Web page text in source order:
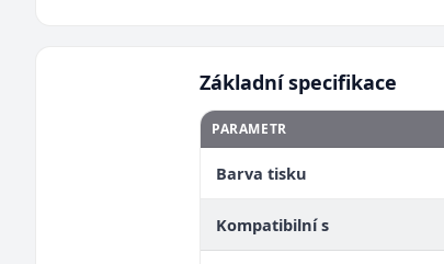
Základní specifikace
PARAMETR
Barva tisku
Kompatibilní s